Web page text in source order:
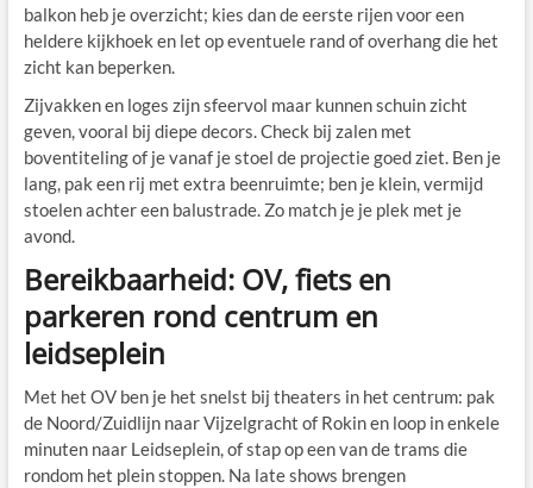
balkon heb je overzicht; kies dan de eerste rijen voor een
heldere kijkhoek en let op eventuele rand of overhang die het
zicht kan beperken.
Zijvakken en loges zijn sfeervol maar kunnen schuin zicht
geven, vooral bij diepe decors. Check bij zalen met
boventiteling of je vanaf je stoel de projectie goed ziet. Ben je
lang, pak een rij met extra beenruimte; ben je klein, vermijd
stoelen achter een balustrade. Zo match je je plek met je
avond.
Bereikbaarheid: OV, fiets en
parkeren rond centrum en
leidseplein
Met het OV ben je het snelst bij theaters in het centrum: pak
de Noord/Zuidlijn naar Vijzelgracht of Rokin en loop in enkele
minuten naar Leidseplein, of stap op een van de trams die
rondom het plein stoppen. Na late shows brengen